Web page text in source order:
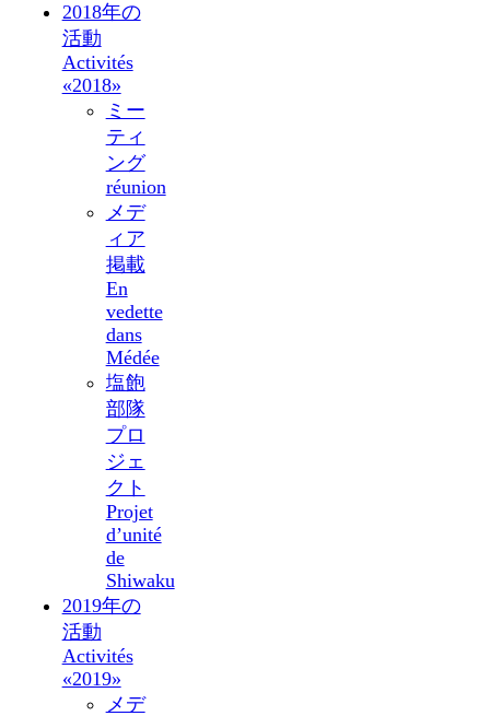
2018年の
活動
Activités
«2018»
ミー
ティ
ング
réunion
メデ
ィア
掲載
En
vedette
dans
Médée
塩飽
部隊
プロ
ジェ
クト
Projet
d’unité
de
Shiwaku
2019年の
活動
Activités
«2019»
メデ